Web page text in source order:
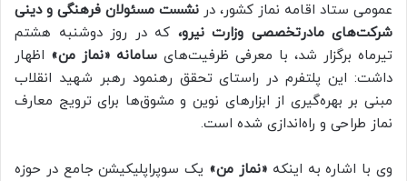
عمومی ستاد اقامه نماز کشور، در نشست مسئولان فرهنگی و دینی
شرکت‌های مادرتخصصی وزارت نیرو، که در روز دوشنبه هشتم
تیرماه برگزار شد، با معرفی ظرفیت‌های سامانه «نماز من» اظهار
داشت: این پلتفرم در راستای تحقق رهنمود رهبر شهید انقلاب
مبنی بر بهره‌گیری از ابزارهای نوین و مشوق‌ها برای ترویج معارف
نماز طراحی و راه‌اندازی شده است.
وی با اشاره به اینکه «نماز من» یک سوپراپلیکیشن جامع در حوزه